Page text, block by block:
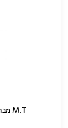
M.T מברשת פן קרמית 16 מ"מ | מיטל עיצובים